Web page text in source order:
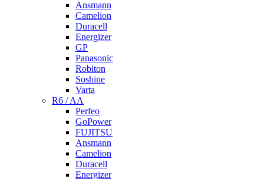
Ansmann
Camelion
Duracell
Energizer
GP
Panasonic
Robiton
Soshine
Varta
R6 / AA
Perfeo
GoPower
FUJITSU
Ansmann
Camelion
Duracell
Energizer